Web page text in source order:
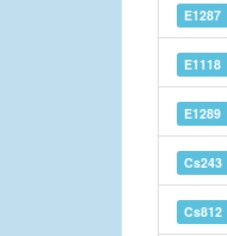
E1287
E1118
E1289
Cs243
Cs812